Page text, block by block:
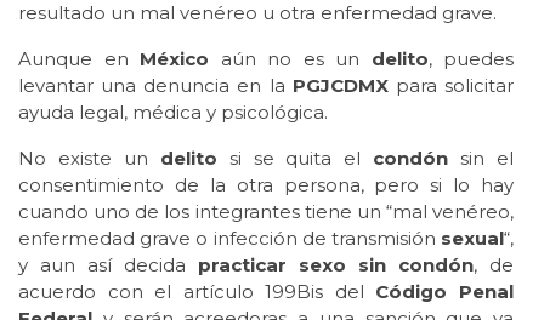
resultado un mal venéreo u otra enfermedad grave.
Aunque en México aún no es un delito, puedes
levantar una denuncia en la PGJCDMX para solicitar
ayuda legal, médica y psicológica.
No existe un delito si se quita el condón sin el
consentimiento de la otra persona, pero si lo hay
cuando uno de los integrantes tiene un “mal venéreo,
enfermedad grave o infección de transmisión sexual“,
y aun así decida practicar sexo sin condón, de
acuerdo con el artículo 199Bis del Código Penal